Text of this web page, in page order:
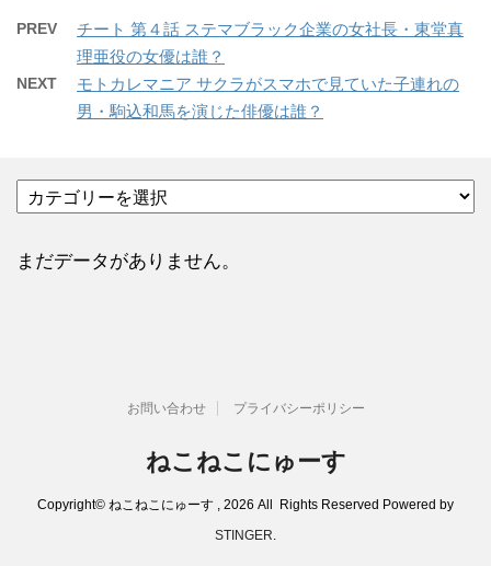
PREV
チート 第４話 ステマブラック企業の女社長・東堂真
理亜役の女優は誰？
NEXT
モトカレマニア サクラがスマホで見ていた子連れの
男・駒込和馬を演じた俳優は誰？
テ
リ
まだデータがありません。
お問い合わせ プライバシーポリシー
ねこねこにゅーす
Copyright© ねこねこにゅーす , 2026 All Rights Reserved Powered by
STINGER